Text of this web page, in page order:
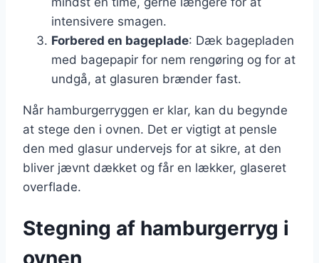
intensivere smagen.
Forbered en bageplade: Dæk bagepladen
med bagepapir for nem rengøring og for at
undgå, at glasuren brænder fast.
Når hamburgerryggen er klar, kan du begynde
at stege den i ovnen. Det er vigtigt at pensle
den med glasur undervejs for at sikre, at den
bliver jævnt dækket og får en lækker, glaseret
overflade.
Stegning af hamburgerryg i
ovnen